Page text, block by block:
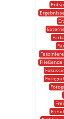
Ergebnisse